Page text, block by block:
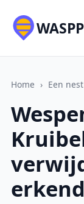
WASPP
Home › Een